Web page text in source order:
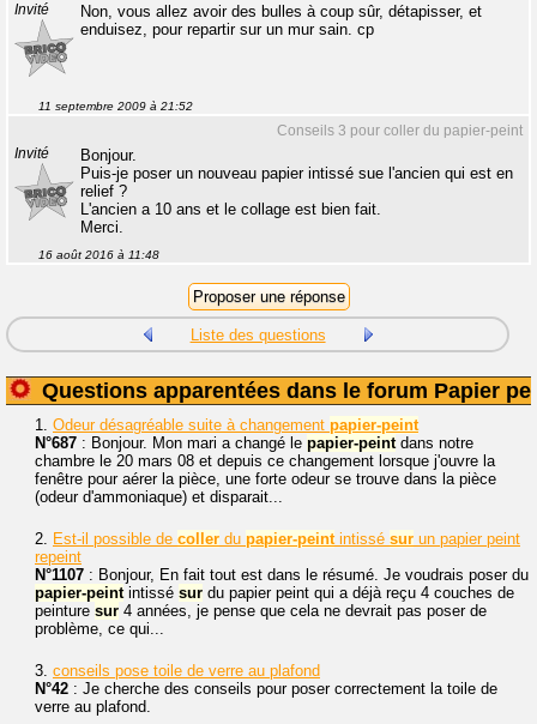
Invité
Non, vous allez avoir des bulles à coup sûr, détapisser, et
enduisez, pour repartir sur un mur sain. cp
11 septembre 2009 à 21:52
Conseils 3 pour coller du papier-peint
Invité
Bonjour.
Puis-je poser un nouveau papier intissé sue l'ancien qui est en
relief ?
L'ancien a 10 ans et le collage est bien fait.
Merci.
16 août 2016 à 11:48
Liste des questions
Questions apparentées dans le forum Papier
1. Odeur désagréable suite à changement papier-peint
N°687 : Bonjour. Mon mari a changé le papier-peintdans notre
chambre le 20 mars 08 et depuis ce changement lorsque j'ouvre la
fenêtre pour aérer la pièce, une forte odeur se trouve dans la pièce
(odeur d'ammoniaque) et disparait...
2. Est-il possible de coller du papier-peintintissé sur un papier peint
repeint
N°1107 : Bonjour, En fait tout est dans le résumé. Je voudrais poser du
papier-peintintissé sur du papier peint qui a déjà reçu 4 couches de
peinture sur 4 années, je pense que cela ne devrait pas poser de
problème, ce qui...
3. conseils pose toile de verre au plafond
N°42 : Je cherche des conseils pour poser correctement la toile de
verre au plafond.